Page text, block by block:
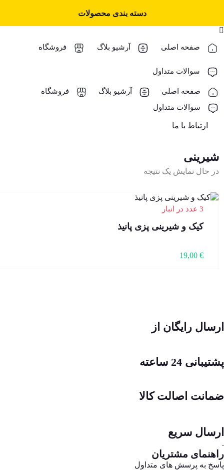
دسته‌ بندی محصولات
صفحه اصلی آرشیو بلاگ فروشگاه
سوالات متداول
صفحه اصلی آرشیو بلاگ
فروشگاه
سوالات متداول
ارتباط با ما
شیرینی
در حال نمایش یک نتیجه
3 عدد در انبار
کیک و شیرینی پزی پانیذ
19,00 €
ارسال رایگان از
پشتیبانی 24 ساعته
ضمانت اصالت کالا
ارسال سریع
.
راهنمای مشتریان
پاسخ به پرسش های متداول